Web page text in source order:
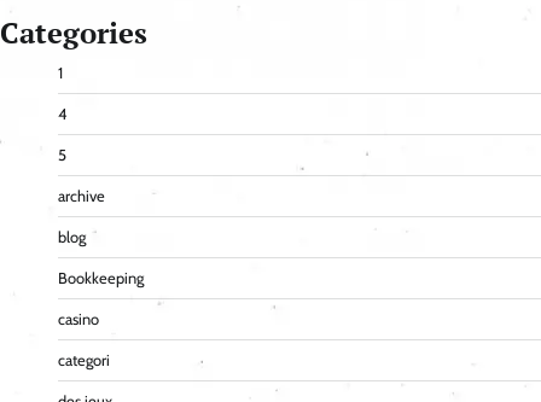
Categories
1
4
5
archive
blog
Bookkeeping
casino
categori